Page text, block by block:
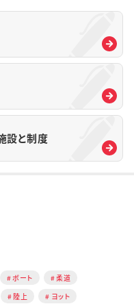
設と制度
ボート
柔道
陸上
ヨット